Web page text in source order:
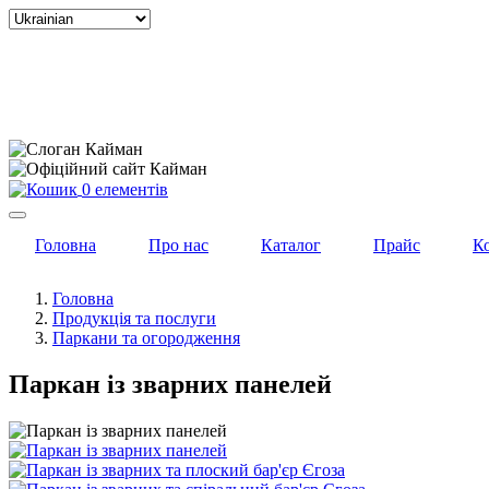
Select
0 елементів
Головна Про нас Каталог Прайс
Головна
Продукція та послуги
Паркани та огородження
Паркан із зварних панелей